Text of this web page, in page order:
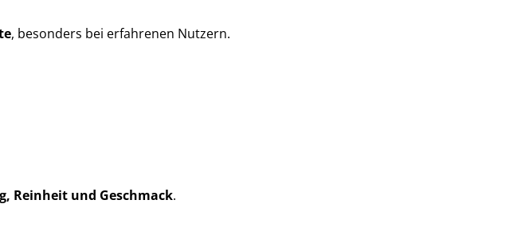
, besonders bei erfahrenen Nutzern.
Reinheit und Geschmack.